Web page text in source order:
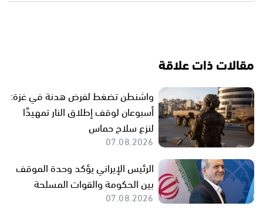
مقالات ذات علاقة
واشنطن تضغط لفرض هدنة في غزة:
أسبوعان لوقف إطلاق النار تمهيدًا
لنزع سلاح حماس
07.08.2026
الرئيس الإيراني يؤكد وحدة الموقف
بين الحكومة والقوات المسلحة
07.08.2026